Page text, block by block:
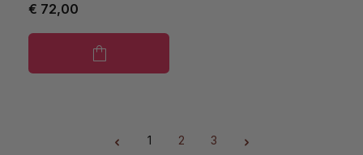
€ 72,00
Pagina
1
Pagina
2
Pagina
3